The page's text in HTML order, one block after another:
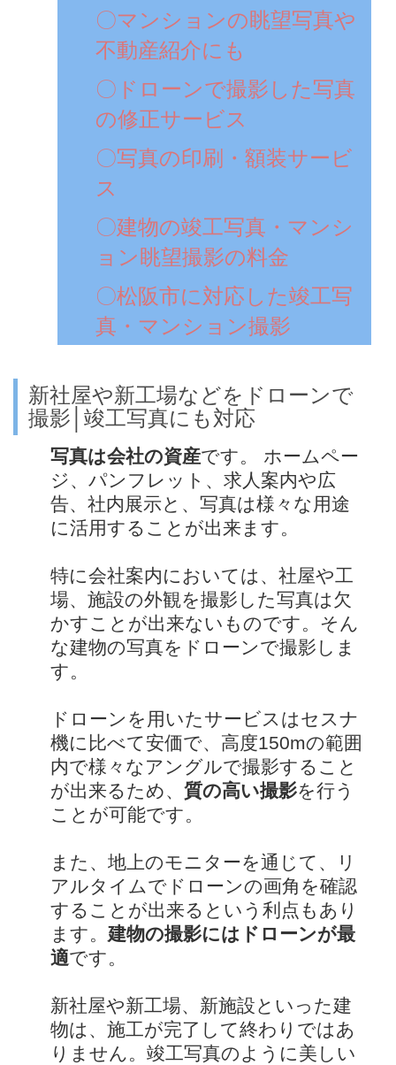
〇マンションの眺望写真や
不動産紹介にも
〇ドローンで撮影した写真
の修正サービス
〇写真の印刷・額装サービ
ス
〇建物の竣工写真・マンシ
ョン眺望撮影の料金
〇松阪市に対応した竣工写
真・マンション撮影
新社屋や新工場などをドローンで
撮影│竣工写真にも対応
写真は会社の資産です。 ホームペー
ジ、パンフレット、求人案内や広
告、社内展示と、写真は様々な用途
に活用することが出来ます。
特に会社案内においては、社屋や工
場、施設の外観を撮影した写真は欠
かすことが出来ないものです。そん
な建物の写真をドローンで撮影しま
す。
ドローンを用いたサービスはセスナ
機に比べて安価で、高度150mの範囲
内で様々なアングルで撮影すること
が出来るため、 質の高い撮影を行う
ことが可能です。
また、地上のモニターを通じて、リ
アルタイムでドローンの画角を確認
することが出来るという利点もあり
ます。 建物の撮影にはドローンが最
適です。
新社屋や新工場、新施設といった建
物は、施工が完了して終わりではあ
りません。竣工写真のように美しい